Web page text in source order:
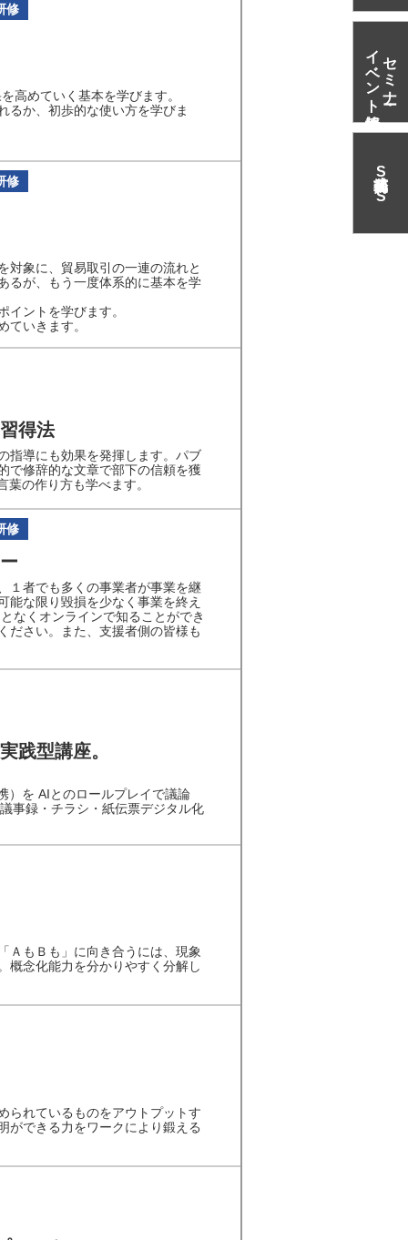
セミナー・
イベント情報
S
N
S
修
高めていく基本を学びます。
るか、初歩的な使い方を学びま
修
対象に、貿易取引の一連の流れと
るが、もう一度体系的に基本を学
ントを学びます。
いきます。
得法
指導にも効果を発揮します。パブ
で修辞的な文章で部下の信頼を獲
の作り方も学べます。
修
１者でも多くの事業者が事業を継
能な限り毀損を少なく事業を終え
なくオンラインで知ることができ
ださい。また、支援者側の皆様も
践型講座。
）を AIとのロールプレイで議論
事録・チラシ・紙伝票デジタル化
ＡもＢも」に向き合うには、現象
概念化能力を分かりやすく分解し
られているものをアウトプットす
ができる力をワークにより鍛える